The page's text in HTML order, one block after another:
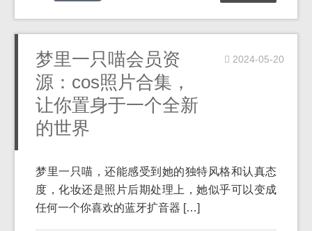
梦里一只喵会员资
源：cos照片合集，
让你置身于一个全新
的世界
2024-05-20
梦里一只喵，还能感受到她的独特风格和认真态
度，化妆还是照片后期处理上，她似乎可以变成
任何一个你喜欢的蓝牙扩音器 […]